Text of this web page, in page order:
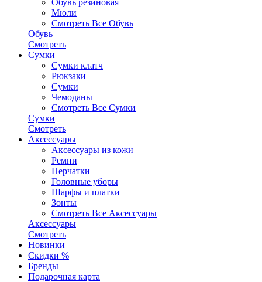
Обувь резиновая
Мюли
Смотреть Все Обувь
Обувь
Смотреть
Сумки
Сумки клатч
Рюкзаки
Сумки
Чемоданы
Смотреть Все Сумки
Сумки
Смотреть
Аксессуары
Аксессуары из кожи
Ремни
Перчатки
Головные уборы
Шарфы и платки
Зонты
Смотреть Все Аксессуары
Аксессуары
Смотреть
Новинки
Скидки %
Бренды
Подарочная карта